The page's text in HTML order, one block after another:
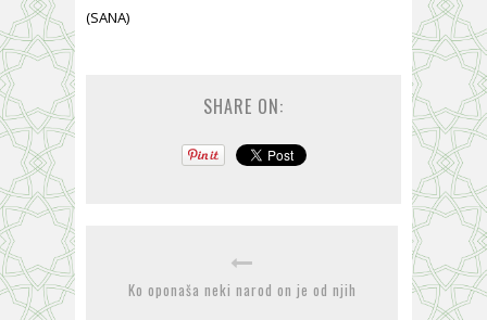
(SANA)
SHARE ON:
Ko oponaša neki narod on je od njih